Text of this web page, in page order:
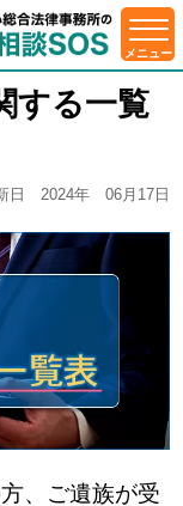
する一覧
日 2024年 06月17日
、ご遺族が受